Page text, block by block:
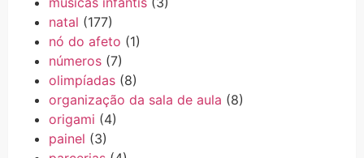
natal (177)
nó do afeto (1)
números (7)
olimpíadas (8)
organização da sala de aula (8)
origami (4)
painel (3)